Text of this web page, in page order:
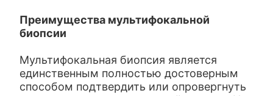
Преимущества мультифокальной
биопсии
Мультифокальная биопсия является
единственным полностью достоверным
способом подтвердить или опровергнуть